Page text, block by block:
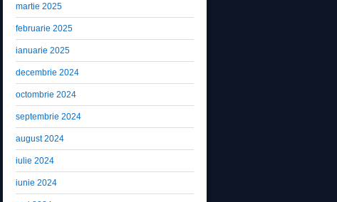
martie 2025
februarie 2025
ianuarie 2025
decembrie 2024
octombrie 2024
septembrie 2024
august 2024
iulie 2024
iunie 2024